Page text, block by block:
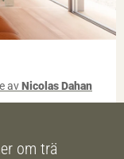
avNicolas Dahan
om trä